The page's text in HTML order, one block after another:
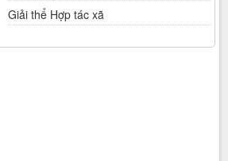
Giải thể Hợp tác xã